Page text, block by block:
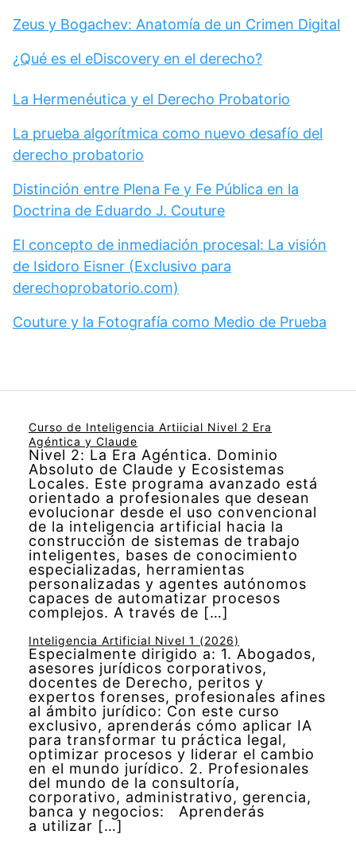
Zeus y Bogachev: Anatomía de un Crimen Digital
¿Qué es el eDiscovery en el derecho?
La Hermenéutica y el Derecho Probatorio
La prueba algorítmica como nuevo desafío del
derecho probatorio
Distinción entre Plena Fe y Fe Pública en la
Doctrina de Eduardo J. Couture
El concepto de inmediación procesal: La visión
de Isidoro Eisner (Exclusivo para
derechoprobatorio.com)
Couture y la Fotografía como Medio de Prueba
Curso de Inteligencia Artiicial Nivel 2 Era
Agéntica y Claude
Nivel 2: La Era Agéntica. Dominio
Absoluto de Claude y Ecosistemas
Locales. Este programa avanzado está
orientado a profesionales que desean
evolucionar desde el uso convencional
de la inteligencia artificial hacia la
construcción de sistemas de trabajo
inteligentes, bases de conocimiento
especializadas, herramientas
personalizadas y agentes autónomos
capaces de automatizar procesos
complejos. A través de […]
Inteligencia Artificial Nivel 1 (2026)
Especialmente dirigido a: 1. Abogados,
asesores jurídicos corporativos,
docentes de Derecho, peritos y
expertos forenses, profesionales afines
al ámbito jurídico: Con este curso
exclusivo, aprenderás cómo aplicar IA
para transformar tu práctica legal,
optimizar procesos y liderar el cambio
en el mundo jurídico. 2. Profesionales
del mundo de la consultoría,
corporativo, administrativo, gerencia,
banca y negocios: Aprenderás
a utilizar […]